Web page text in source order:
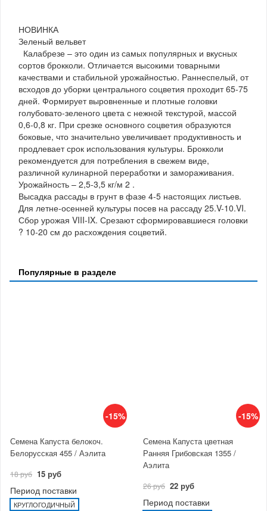
НОВИНКА
Зеленый вельвет
Калабрезе – это один из самых популярных и вкусных
сортов брокколи. Отличается высокими товарными
качествами и стабильной урожайностью. Раннеспелый, от
всходов до уборки центрального соцветия проходит 65-75
дней. Формирует выровненные и плотные головки
голубовато-зеленого цвета с нежной текстурой, массой
0,6-0,8 кг. При срезке основного соцветия образуются
боковые, что значительно увеличивает продуктивность и
продлевает срок использования культуры. Брокколи
рекомендуется для потребления в свежем виде,
различной кулинарной переработки и замораживания.
Урожайность – 2,5-3,5 кг/м 2 .
Высадка рассады в грунт в фазе 4-5 настоящих листьев.
Для летне-осенней культуры посев на рассаду 25.V-10.VI.
Сбор урожая VIII-IX. Срезают сформировавшиеся головки
? 10-20 см до расхождения соцветий.
Популярные в разделе
-15%
Семена Капуста белокоч.
Белорусская 455 / Аэлита
18 руб 15 руб
Период поставки
КРУГЛОГОДИЧНЫЙ
-15%
Семена Капуста цветная
Ранняя Грибовская 1355 /
Аэлита
26 руб 22 руб
Период поставки